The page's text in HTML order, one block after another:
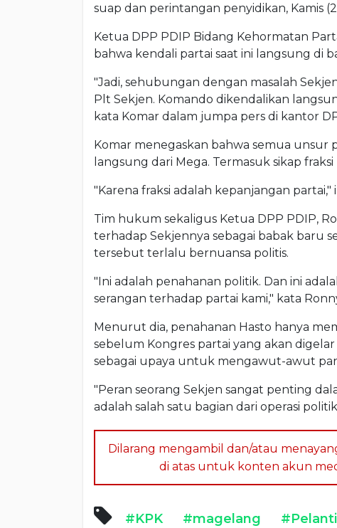
suap dan perintangan penyidikan, Kamis
Ketua DPP PDIP Bidang Kehormatan
bahwa kendali partai saat ini langsung di
"Jadi, sehubungan dengan masalah
Plt Sekjen. Komando dikendalikan
kata Komar dalam jumpa pers di kantor
Komar menegaskan bahwa semua
langsung dari Mega. Termasuk sikap fraksi
"Karena fraksi adalah kepanjangan partai,"
Tim hukum sekaligus Ketua DPP PDIP,
terhadap Sekjennya sebagai babak baru
tersebut terlalu bernuansa politis.
"Ini adalah penahanan politik. Dan ini
serangan terhadap partai kami," kata
Menurut dia, penahanan Hasto hanya
sebelum Kongres partai yang akan
sebagai upaya untuk mengawut-awut
"Peran seorang Sekjen sangat penting
adalah salah satu bagian dari operasi
Dilarang mengambil dan/atau
di atas untuk konten akun
#KPK #magelang